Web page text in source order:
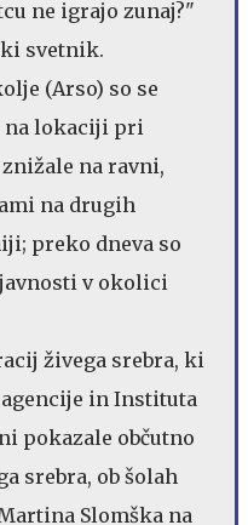
ne igrajo zunaj?"
svetnik.
(Arso) so se
na lokaciji pri
na ravni,
na drugih
preko dneva so
v okolici
živega srebra, ki
in Instituta
pokazale občutno
srebra, ob šolah
Slomška na